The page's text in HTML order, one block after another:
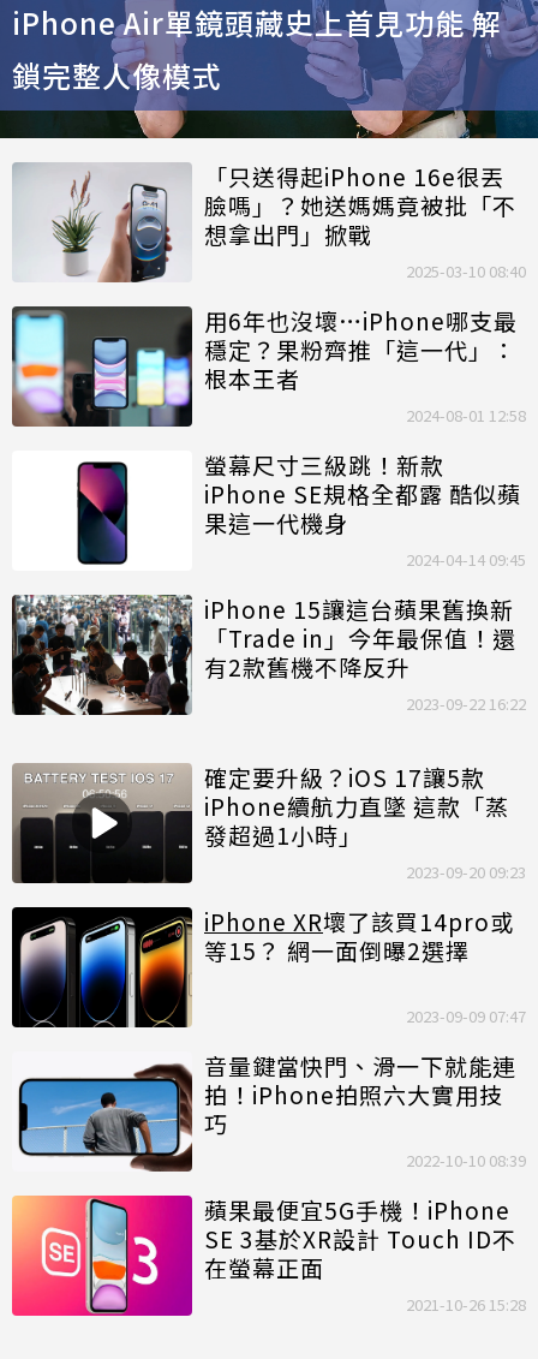
iPhone Air單鏡頭藏史上首見功能 解
鎖完整人像模式
「只送得起iPhone 16e很丟
臉嗎」？她送媽媽竟被批「不
想拿出門」掀戰
2025-03-10 08:40
用6年也沒壞…iPhone哪支最
穩定？果粉齊推「這一代」：
根本王者
2024-08-01 12:58
螢幕尺寸三級跳！新款
iPhone SE規格全都露 酷似蘋
果這一代機身
2024-04-14 09:45
iPhone 15讓這台蘋果舊換新
「Trade in」今年最保值！還
有2款舊機不降反升
2023-09-22 16:22
確定要升級？iOS 17讓5款
iPhone續航力直墜 這款「蒸
發超過1小時」
2023-09-20 09:23
iPhone XR壞了該買14pro或
等15？ 網一面倒曝2選擇
2023-09-09 07:47
音量鍵當快門、滑一下就能連
拍！iPhone拍照六大實用技
巧
2022-10-10 08:39
蘋果最便宜5G手機！iPhone
SE 3基於XR設計 Touch ID不
在螢幕正面
2021-10-26 15:28